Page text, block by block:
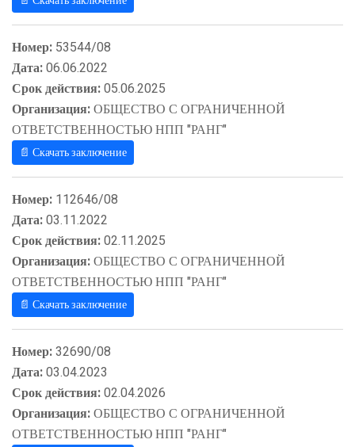
Номер: 53544/08
Дата:06.06.2022
Срок действия:05.06.2025
Организация:ОБЩЕСТВО С ОГРАНИЧЕННОЙ
ОТВЕТСТВЕННОСТЬЮ НПП "РАНГ"
📄 Скачать заключение
Номер: 112646/08
Дата:03.11.2022
Срок действия:02.11.2025
Организация:ОБЩЕСТВО С ОГРАНИЧЕННОЙ
ОТВЕТСТВЕННОСТЬЮ НПП "РАНГ"
📄 Скачать заключение
Номер:32690/08
Дата:03.04.2023
Срок действия:02.04.2026
Организация:ОБЩЕСТВО С ОГРАНИЧЕННОЙ
ОТВЕТСТВЕННОСТЬЮ НПП "РАНГ"